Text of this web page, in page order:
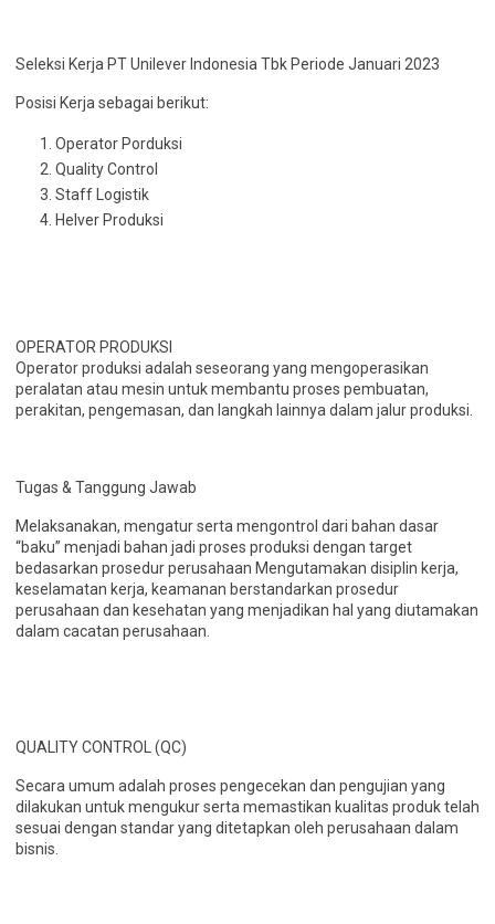
Seleksi Kerja PT Unilever Indonesia Tbk Periode Januari 2023
Posisi Kerja sebagai berikut:
Operator Porduksi
Quality Control
Staff Logistik
Helver Produksi
OPERATOR PRODUKSI
Operator produksi adalah seseorang yang mengoperasikan
peralatan atau mesin untuk membantu proses pembuatan,
perakitan, pengemasan, dan langkah lainnya dalam jalur produksi.
Tugas & Tanggung Jawab
Melaksanakan, mengatur serta mengontrol dari bahan dasar
“baku” menjadi bahan jadi proses produksi dengan target
bedasarkan prosedur perusahaan Mengutamakan disiplin kerja,
keselamatan kerja, keamanan berstandarkan prosedur
perusahaan dan kesehatan yang menjadikan hal yang diutamakan
dalam cacatan perusahaan.
QUALITY CONTROL (QC)
Secara umum adalah proses pengecekan dan pengujian yang
dilakukan untuk mengukur serta memastikan kualitas produk telah
sesuai dengan standar yang ditetapkan oleh perusahaan dalam
bisnis.